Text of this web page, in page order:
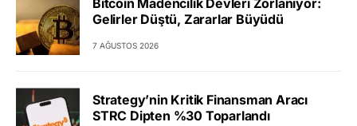
Gelirler Düştü, Zararlar Büyüdü
7 AĞUSTOS 2026
Strategy’nin Kritik Finansman Aracı
STRC Dipten %30 Toparlandı